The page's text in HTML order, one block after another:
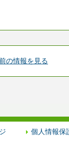
の情報を見る
個人情報保